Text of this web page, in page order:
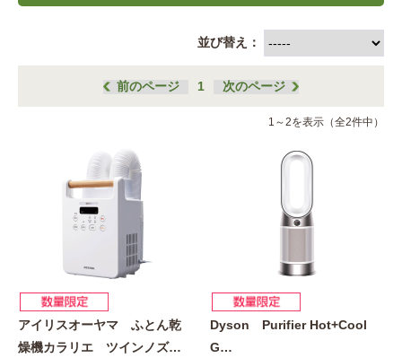
並び替え：
前のページ 1 次のページ
1～2を表示（全2件中）
アイリスオーヤマ ふとん乾
燥機カラリエ ツインノズ…
Dyson Purifier Hot+Cool
G…